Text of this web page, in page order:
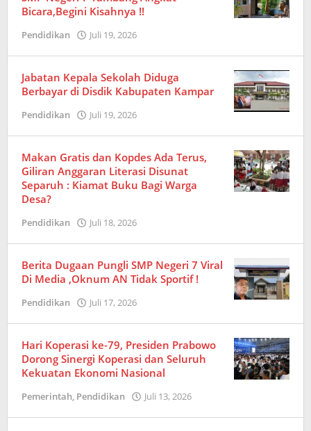
Bicara,Begini Kisahnya !!
Pendidikan Juli 19, 2026
Jabatan Kepala Sekolah Diduga
Berbayar di Disdik Kabupaten Kampar
Pendidikan Juli 19, 2026
Makan Gratis dan Kopdes Ada Terus,
Giliran Anggaran Literasi Disunat
Separuh : Kiamat Buku Bagi Warga
Desa?
Pendidikan Juli 18, 2026
Berita Dugaan Pungli SMP Negeri 7 Viral
Di Media ,Oknum AN Tidak Sportif !
Pendidikan Juli 17, 2026
Hari Koperasi ke-79, Presiden Prabowo
Dorong Sinergi Koperasi dan Seluruh
Kekuatan Ekonomi Nasional
Pemerintah, Pendidikan Juli 13, 2026